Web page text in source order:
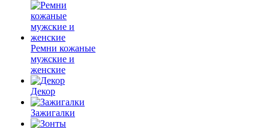
Ремни кожаные
мужские и
женские
Декор
Зажигалки